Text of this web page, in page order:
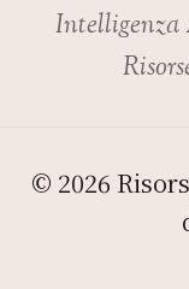
Intelligenza
© 2026